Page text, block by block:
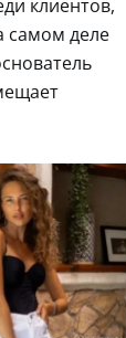
клиентов,
самом деле